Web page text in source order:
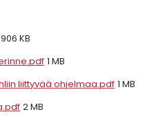
906 KB
1 MB
liittyvää ohjelmaa.pdf 1 MB
2 MB